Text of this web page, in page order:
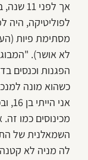
אך
לפוליטיקה, היה
מסתימת פיות
לא אושר).
הפגנות וכנסים
כשהוא מונה
אני
מכינוסים כמו
השמאלנית של
לה מניה לא קטנה